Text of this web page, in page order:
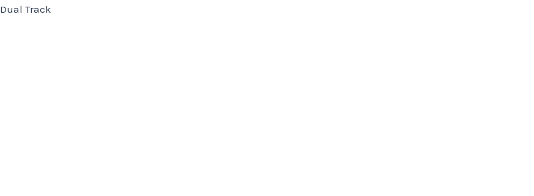
Dual Track